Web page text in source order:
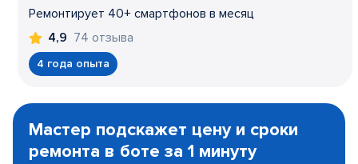
Ремонтирует 40+ смартфонов в месяц
4,9 74 отзыва
4 года опыта
1
Мастер подскажет цену и сроки
ремонта в боте за 1 минуту